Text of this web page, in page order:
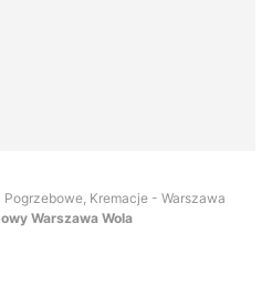
Pogrzebowe, Kremacje - Warszawa
Warszawa Wola